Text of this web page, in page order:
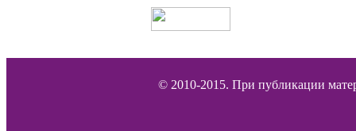
© 2010-2015. При публикации